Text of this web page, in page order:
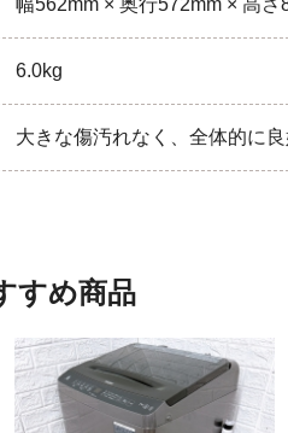
6.0kg
大きな傷汚れなく、全体的に
すめ商品